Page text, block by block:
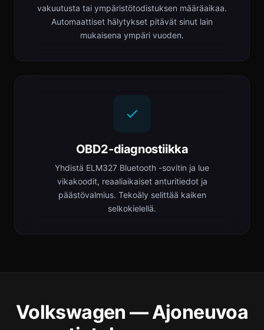
vakuutusta tai ympäristötodistuksen määräaikaa.
Automaattiset hälytykset pitävät sinut lain
mukaisena ympäri vuoden.
OBD2-diagnostiikka
Yhdistä ELM327 Bluetooth -sovitin ja lue
vikakoodit, reaaliaikaiset anturitiedot ja
päästövalmius. Tekoäly selittää kaiken
selkokielellä.
Volkswagen — Ajoneuvoa